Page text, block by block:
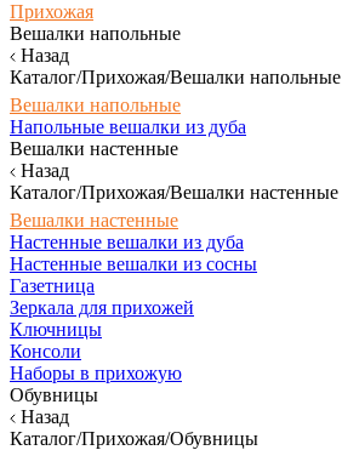
Прихожая
Вешалки напольные
Назад
Каталог/Прихожая/Вешалки напольные
Вешалки напольные
Напольные вешалки из дуба
Вешалки настенные
Назад
Каталог/Прихожая/Вешалки настенные
Вешалки настенные
Настенные вешалки из дуба
Настенные вешалки из сосны
Газетница
Зеркала для прихожей
Ключницы
Консоли
Наборы в прихожую
Обувницы
Назад
Каталог/Прихожая/Обувницы